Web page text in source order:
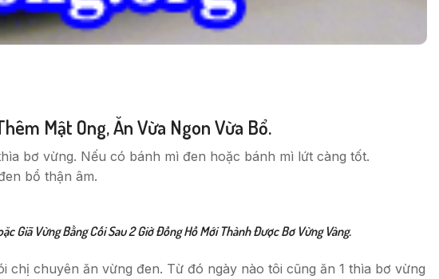
Mật Ong, Ăn Vừa Ngon Vừa Bổ.
bơ vừng. Nếu có bánh mì đen hoặc bánh mì lứt càng tốt.
bổ thận âm.
Giã Vừng Bằng Cối Sau 2 Giờ Đồng Hồ Mới Thành Được Bơ Vừng Vàng.
chuyên ăn vừng đen. Từ đó ngày nào tôi cũng ăn 1 thìa bơ vừng